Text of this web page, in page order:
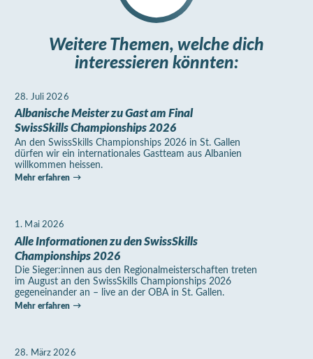
Weitere Themen, welche dich
interessieren könnten:
28. Juli 2026
Albanische Meister zu Gast am Final
SwissSkills Championships 2026
An den SwissSkills Championships 2026 in St. Gallen
dürfen wir ein internationales Gastteam aus Albanien
willkommen heissen.
Mehr erfahren
1. Mai 2026
Alle Informationen zu den SwissSkills
Championships 2026
Die Sieger:innen aus den Regionalmeisterschaften treten
im August an den SwissSkills Championships 2026
gegeneinander an – live an der OBA in St. Gallen.
Mehr erfahren
28. März 2026